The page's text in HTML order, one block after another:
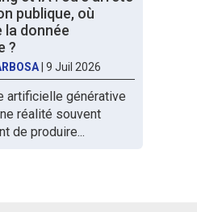
publique, où
la donnée
?
| 9 Juil 2026
artificielle générative
réalité souvent
de produire...